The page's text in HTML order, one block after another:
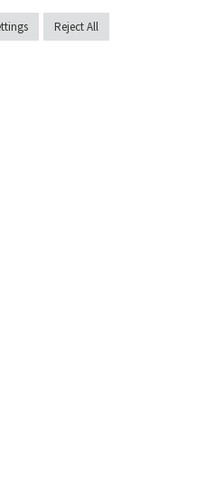
Reject All